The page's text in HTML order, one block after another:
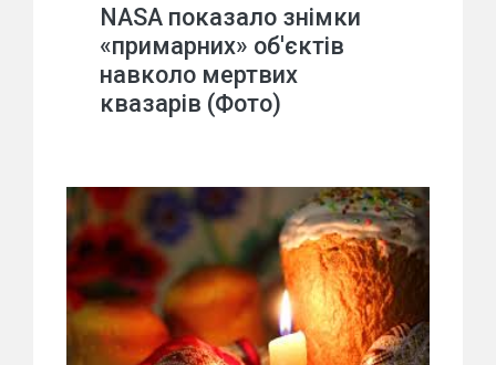
NASA показало знімки
«примарних» об'єктів
навколо мертвих
квазарів (Фото)